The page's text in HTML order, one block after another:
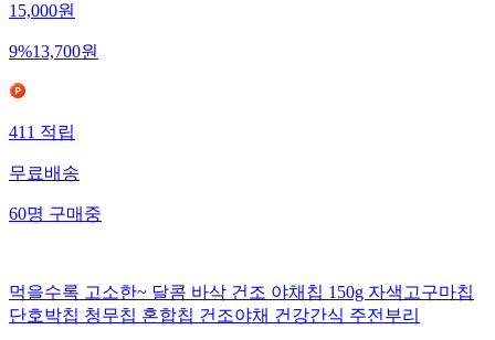
15,000원
9%13,700원
411적립
무료배송
60명구매중
먹을수록 고소한~ 달콤 바삭 건조 야채칩 150g 자색고구마칩
단호박칩 청무칩 혼합칩 건조야채 건강간식 주전부리